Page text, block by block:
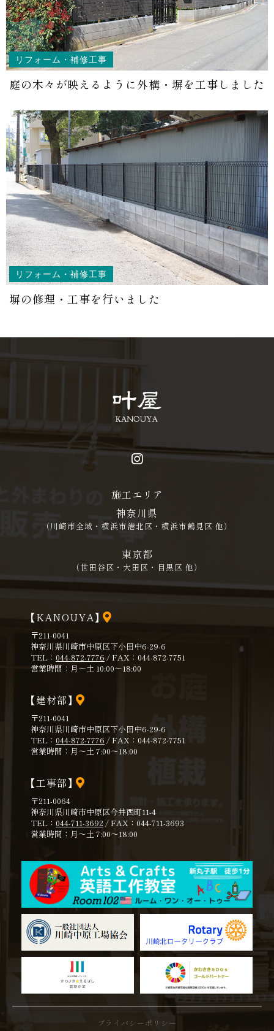
リフォーム・補修工事
庭の木々が映えるように外構・塀を工事しました
リフォーム・補修工事
塀の修理・工事を行いました
施工エリア
神奈川県
（川崎市全域・横浜市港北区・横浜市鶴見区 他）
東京都
（世田谷区・大田区・目黒区 他）
【KANOUYA】
〒211-0041
神奈川県川崎市中原区下小田中6-29-6
TEL： 044-872-7776 / FAX：044-872-7751
営業時間：月～土 10:00～18:00
【建材部】
〒211-0041
神奈川県川崎市中原区下小田中6-29-6
TEL： 044-872-7776 / FAX：044-872-7751
営業時間：月～土 7:00～18:00
【工事部】
〒211-0064
神奈川県川崎市中原区今井西町11-4
TEL： 044-711-3692 / FAX：044-711-3693
営業時間：月～土 7:00～18:00
プライバシーポリシー